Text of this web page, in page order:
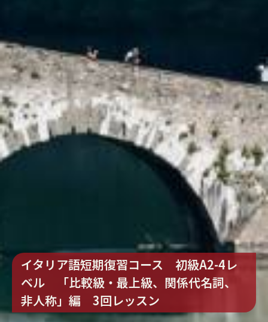
イタリア語短期復習コース 初級A2-4レ
ベル 「比較級・最上級、関係代名詞、
非人称」編 3回レッスン